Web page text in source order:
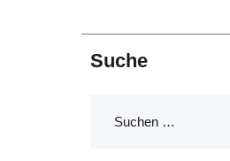
Suche
nach: